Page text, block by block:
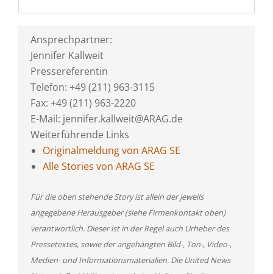
Ansprechpartner:
Jennifer Kallweit
Pressereferentin
Telefon: +49 (211) 963-3115
Fax: +49 (211) 963-2220
E-Mail: jennifer.kallweit@ARAG.de
Weiterführende Links
Originalmeldung von ARAG SE
Alle Stories von ARAG SE
Für die oben stehende Story ist allein der jeweils
angegebene Herausgeber (siehe Firmenkontakt oben)
verantwortlich. Dieser ist in der Regel auch Urheber des
Pressetextes, sowie der angehängten Bild-, Ton-, Video-,
Medien- und Informationsmaterialien. Die United News